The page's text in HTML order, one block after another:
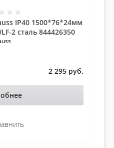
IP40 1500*76*24мм
2 сталь 844426350
2 295 руб.